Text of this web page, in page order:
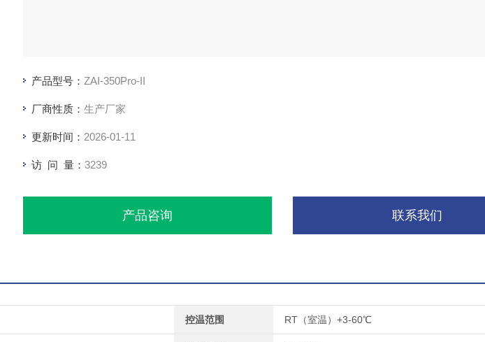
产品型号： ZAI-350Pro-II
厂商性质： 生产厂家
更新时间： 2026-01-11
访 问 量： 3239
产品咨询 联系我们
控温范围 RT（室温）+3-60℃